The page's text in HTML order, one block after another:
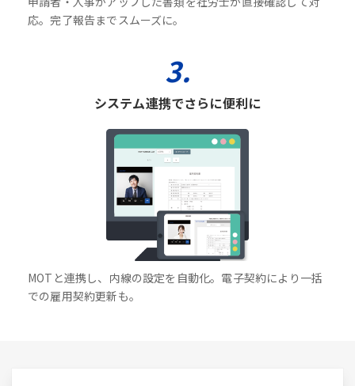
応。完了報告までスムーズに。
3.
システム連携でさらに便利に
MOTと連携し、内線の設定を自動化。電子契約により一括
での雇用契約更新も。